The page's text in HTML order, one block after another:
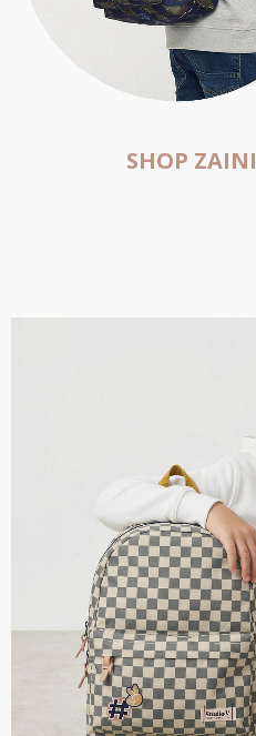
SHOP ZAINI